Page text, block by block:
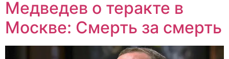
Медведев о теракте в
Москве: Смерть за смерть